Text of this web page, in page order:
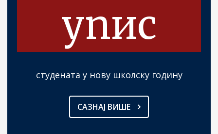
упис
студената у нову школску годину
САЗНАЈ ВИШЕ